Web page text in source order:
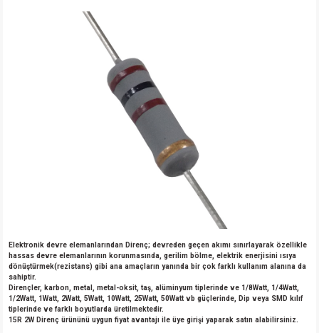
Elektronik devre elemanlarından Direnç; devreden geçen akımı sınırlayarak özellikle
hassas devre elemanlarının korunmasında, gerilim bölme, elektrik enerjisini ısıya
dönüştürmek(rezistans) gibi ana amaçların yanında bir çok farklı kullanım alanına da
sahiptir.
Dirençler, karbon, metal, metal-oksit, taş, alüminyum tiplerinde ve 1/8Watt, 1/4Watt,
1/2Watt, 1Watt, 2Watt, 5Watt, 10Watt, 25Watt, 50Watt vb güçlerinde, Dip veya SMD kılıf
tiplerinde ve farklı boyutlarda üretilmektedir.
15R 2W Direnç ürününü uygun fiyat avantajı ile üye girişi yaparak satın alabilirsiniz.